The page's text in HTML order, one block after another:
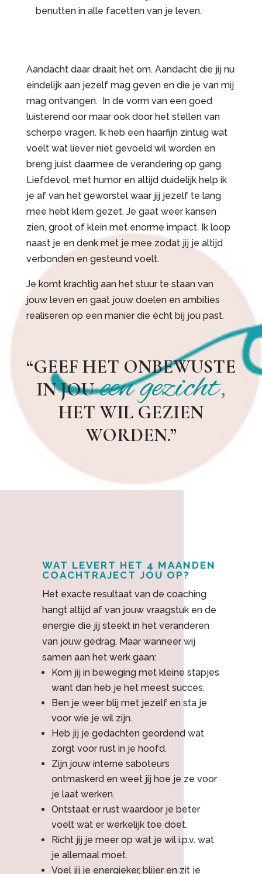
benutten in alle facetten van je leven.
Aandacht daar draait het om. Aandacht die jij nu
eindelijk aan jezelf mag geven en die je van mij
mag ontvangen. In de vorm van een goed
luisterend oor maar ook door het stellen van
scherpe vragen. Ik heb een haarfijn zintuig wat
voelt wat liever niet gevoeld wil worden en
breng juist daarmee de verandering op gang.
Liefdevol, met humor en altijd duidelijk help ik
je af van het geworstel waar jij jezelf te lang
mee hebt klem gezet. Je gaat weer kansen
zien, groot of klein met enorme impact. Ik loop
naast je en denk met je mee zodat jij je altijd
verbonden en gesteund voelt.
Je komt krachtig aan het stuur te staan van
jouw leven en gaat jouw doelen en ambities
realiseren op een manier die écht bij jou past.
“GEEF HET ONBEWUSTE
IN JOUeen gezicht,
HET WIL GEZIEN
WORDEN.”
WAT LEVERT HET 4 MAANDEN
COACHTRAJECT JOU OP?
Het exacte resultaat van de coaching
hangt altijd af van jouw vraagstuk en de
energie die jij steekt in het veranderen
van jouw gedrag. Maar wanneer wij
samen aan het werk gaan:
Kom jij in beweging met kleine stapjes
want dan heb je het meest succes.
Ben je weer blij met jezelf en sta je
voor wie je wil zijn.
Heb jij je gedachten geordend wat
zorgt voor rust in je hoofd.
Zijn jouw interne saboteurs
ontmaskerd en weet jij hoe je ze voor
je laat werken.
Ontstaat er rust waardoor je beter
voelt wat er werkelijk toe doet.
Richt jij je meer op wat je wil i.p.v. wat
je allemaal moet.
Voel jij je energieker, blijer en zit je